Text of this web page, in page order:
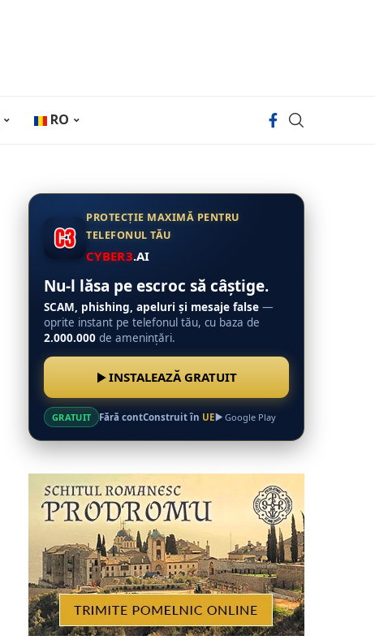
RO
PROTECȚIE MAXIMĂ PENTRU
TELEFONUL TĂU
CYBER3.AI
Nu-l lăsa pe escroc să câștige.
SCAM, phishing, apeluri și mesaje false —
oprite instant pe telefonul tău, cu baza de
2.000.000 de amenințări.
INSTALEAZĂ GRATUIT
GRATUIT Fără contConstruit în UE Google Play